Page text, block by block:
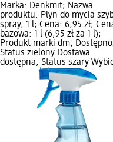
Marka: Denkmit; Nazwa
produktu: Płyn do mycia
spray, 1 l; Cena: 6,95 zł;
bazowa: 1 l (6,95 zł za 1 l);
Produkt marki dm;
Status zielony Dostawa
dostępna, Status szary